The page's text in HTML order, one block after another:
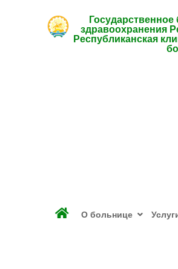
здравоохранения
Республиканская
О больнице